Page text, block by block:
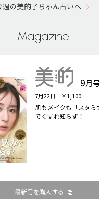
週の美的子ちゃん占いへ
Magazine
9月
7月22日 ￥1,100
肌もメイクも「スタミ
でくずれ知らず！
最新号を購入する